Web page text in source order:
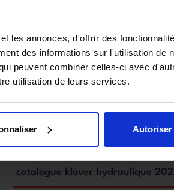
les annonces, d'offrir des
des informations sur l'utilisation de
peuvent combiner celles-ci avec
utilisation de leurs services.
Autoriser
catalogue klover hydraulique